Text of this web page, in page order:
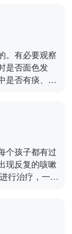
了7到8个月的
性的食物，常
期间还要每天
毫升。每天可
奶粉，还有鱼
。有必要观察
是否面色发
是否有痰、鼾
且咳嗽轻
小菲儿颗粒和
宝宝长时间咳
能是由细菌或
查。如果是细
是支原体感
时给予雾化吸
个孩子都有过
现反复的咳嗽
行治疗，一般
意观察是否有
氨溴索或对乙
。适量饮水，